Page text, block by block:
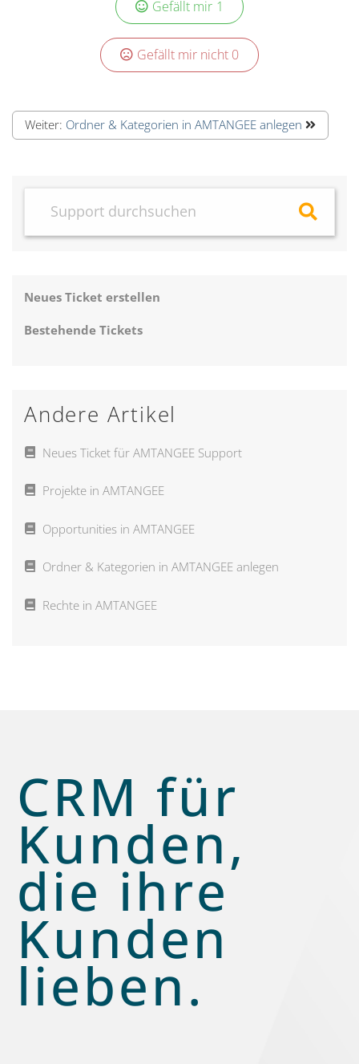
Gefällt mir 1
Gefällt mir nicht 0
Weiter: Ordner & Kategorien in AMTANGEE anlegen
Neues Ticket erstellen
Bestehende Tickets
Andere Artikel
Neues Ticket für AMTANGEE Support
Projekte in AMTANGEE
Opportunities in AMTANGEE
Ordner & Kategorien in AMTANGEE anlegen
Rechte in AMTANGEE
CRM für
Kunden,
die ihre
Kunden
lieben.